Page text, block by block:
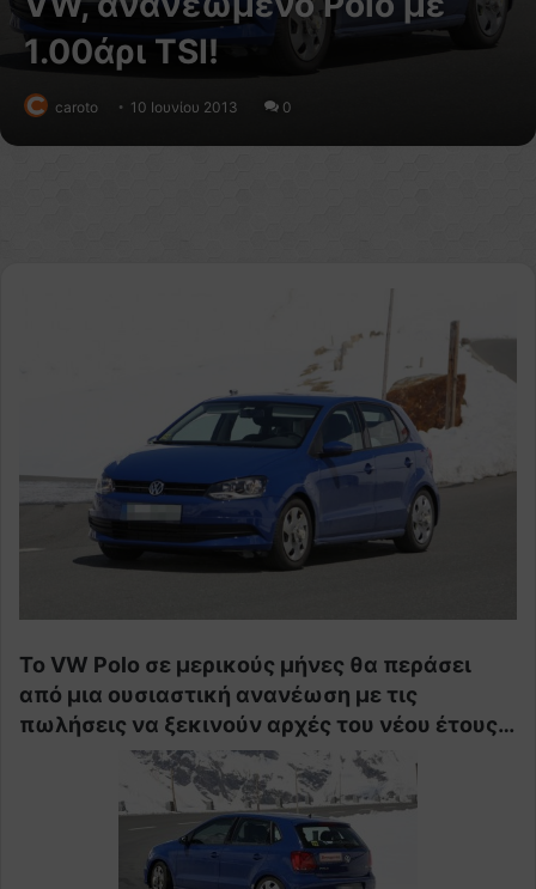
1.00άρι TSI!
caroto 10 Ιουνίου 2013 0
Το VW Polo σε μερικούς μήνες θα περάσει
από μια ουσιαστική ανανέωση με τις
πωλήσεις να ξεκινούν αρχές του νέου έτους…